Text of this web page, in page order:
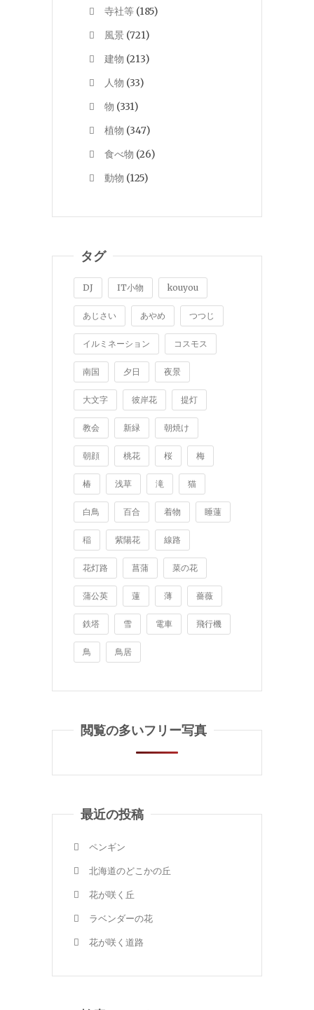
寺社等 (185)
風景 (721)
建物 (213)
人物 (33)
物 (331)
植物 (347)
食べ物 (26)
動物 (125)
タグ
DJ IT小物 kouyou
あじさい あやめ つつじ
イルミネーション コスモス
南国 夕日 夜景
大文字 彼岸花 提灯
教会 新緑 朝焼け
朝顔 桃花 桜 梅
椿 浅草 滝 猫
白鳥 百合 着物 睡蓮
稲 紫陽花 線路
花灯路 菖蒲 菜の花
蒲公英 蓮 薄 薔薇
鉄塔 雪 電車 飛行機
鳥 鳥居
閲覧の多いフリー写真
最近の投稿
ペンギン
北海道のどこかの丘
花が咲く丘
ラベンダーの花
花が咲く道路